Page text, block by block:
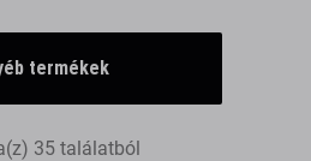
termékek
35 találatból